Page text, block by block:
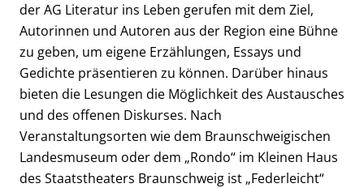
der AG Literatur ins Leben gerufen mit dem Ziel,
Autorinnen und Autoren aus der Region eine Bühne
zu geben, um eigene Erzählungen, Essays und
Gedichte präsentieren zu können. Darüber hinaus
bieten die Lesungen die Möglichkeit des Austausches
und des offenen Diskurses. Nach
Veranstaltungsorten wie dem Braunschweigischen
Landesmuseum oder dem „Rondo“ im Kleinen Haus
des Staatstheaters Braunschweig ist „Federleicht“